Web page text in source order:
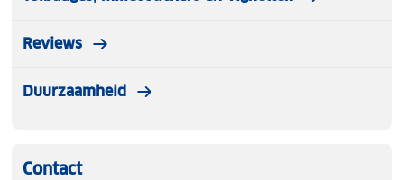
Reviews
Duurzaamheid
Contact